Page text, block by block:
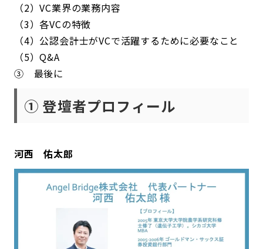
（2）VC業界の業務内容
（3）各VCの特徴
（4）公認会計士がVCで活躍するために必要なこと
（5）Q&A
③ 最後に
① 登壇者プロフィール
河西 佑太郎